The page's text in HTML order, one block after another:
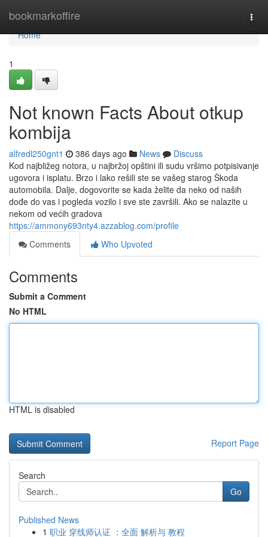
bookmarkoffire
Home
Home
1
Not known Facts About otkup
kombija
alfredl250gnt1 386 days ago News
Discuss
Kod najbližeg notora, u najbržoj opštini ili sudu vršimo potpisivanje
ugovora i isplatu. Brzo i lako rešili ste se vašeg starog Škoda
automobila. Dalje, dogovorite se kada želite da neko od naših
dođe do vas i pogleda vozilo i sve ste završili. Ako se nalazite u
nekom od većih gradova
https://ammony693nty4.azzablog.com/profile
Comments
Who Upvoted
Comments
Submit a Comment
No HTML
HTML is disabled
Report Page
Search
Go
Published News
1 职业 穿线师认证 ：全面 解析与 教程